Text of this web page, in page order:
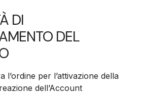
DI
DEL
l’ordine per l’attivazione della
dell’Account